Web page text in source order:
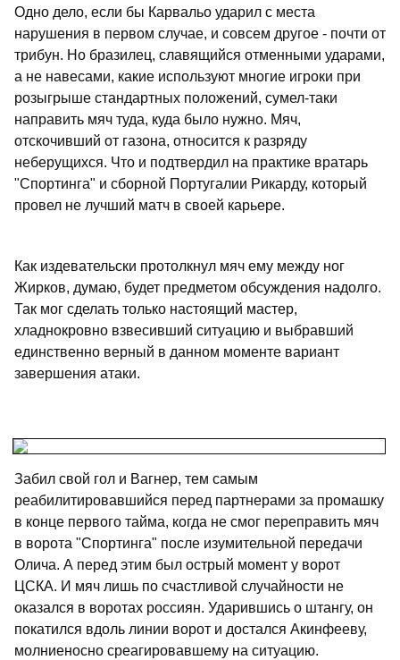
Одно дело, если бы Карвальо ударил с места
нарушения в первом случае, и совсем другое - почти от
трибун. Но бразилец, славящийся отменными ударами,
а не навесами, какие используют многие игроки при
розыгрыше стандартных положений, сумел-таки
направить мяч туда, куда было нужно. Мяч,
отскочивший от газона, относится к разряду
неберущихся. Что и подтвердил на практике вратарь
"Спортинга" и сборной Португалии Рикарду, который
провел не лучший матч в своей карьере.
Как издевательски протолкнул мяч ему между ног
Жирков, думаю, будет предметом обсуждения надолго.
Так мог сделать только настоящий мастер,
хладнокровно взвесивший ситуацию и выбравший
единственно верный в данном моменте вариант
завершения атаки.
Забил свой гол и Вагнер, тем самым
реабилитировавшийся перед партнерами за промашку
в конце первого тайма, когда не смог переправить мяч
в ворота "Спортинга" после изумительной передачи
Олича. А перед этим был острый момент у ворот
ЦСКА. И мяч лишь по счастливой случайности не
оказался в воротах россиян. Ударившись о штангу, он
покатился вдоль линии ворот и достался Акинфееву,
молниеносно среагировавшему на ситуацию.